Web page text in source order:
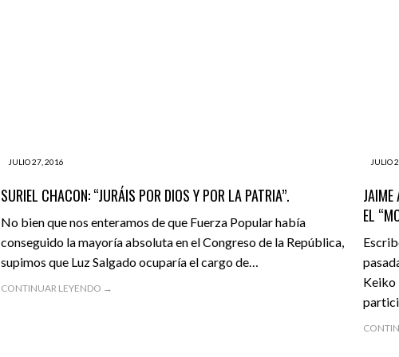
JULIO 27, 2016
SURIEL CHACON: “JURÁIS POR DIOS Y POR LA PATRIA”.
No bien que nos enteramos de que Fuerza Popular había
conseguido la mayoría absoluta en el Congreso de la República,
supimos que Luz Salgado ocuparía el cargo de…
CONTINUAR LEYENDO →
JULIO
JAIME
EL
Keiko